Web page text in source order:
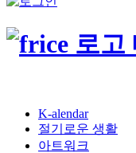
K-alendar
절기로운 생활
아트워크